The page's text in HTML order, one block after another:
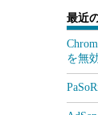
最近
を無